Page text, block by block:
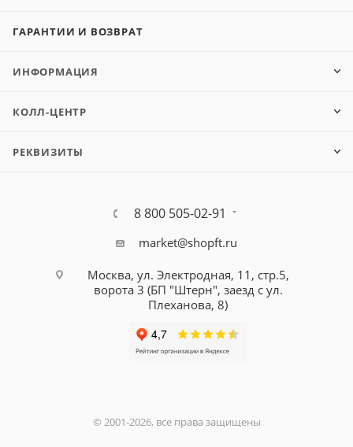
ГАРАНТИИ И ВОЗВРАТ
ИНФОРМАЦИЯ
КОЛЛ-ЦЕНТР
РЕКВИЗИТЫ
8 800 505-02-91
market@shopft.ru
Москва, ул. Электродная, 11, стр.5,
ворота 3 (БП "Штерн", заезд с ул.
Плеханова, 8)
© 2001-2026, все права защищены